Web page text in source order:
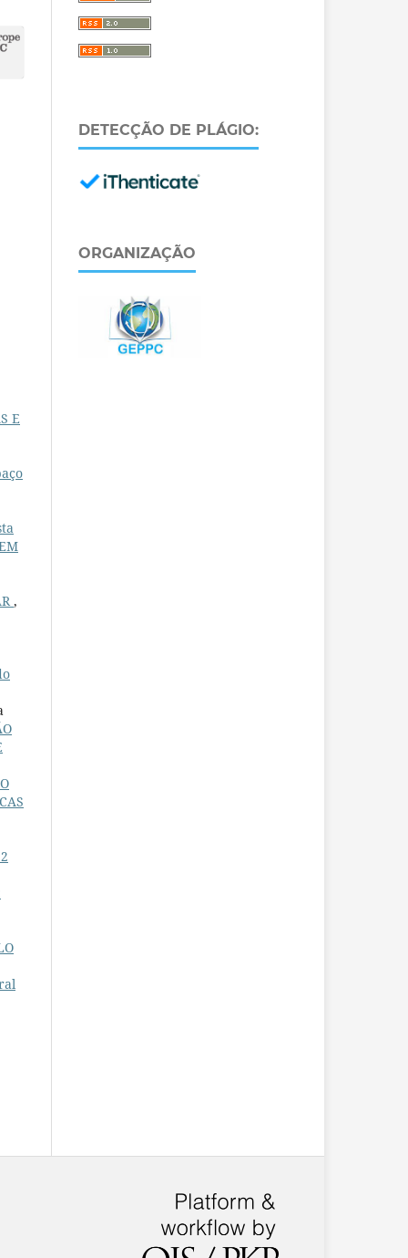
E
,
DETECÇÃO DE PLÁGIO:
ORGANIZAÇÃO